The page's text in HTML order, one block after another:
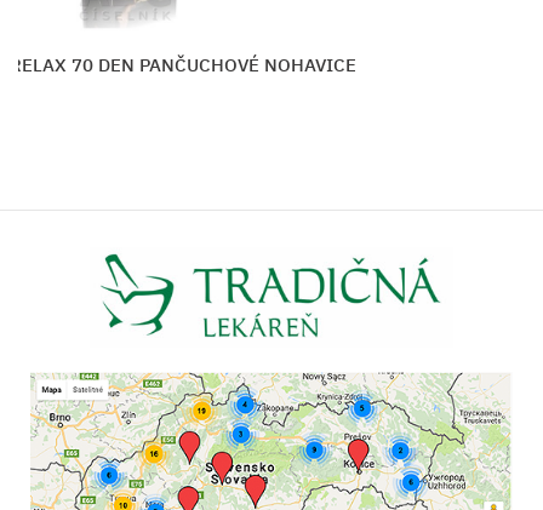
RELAX 70 DEN PANČUCHOVÉ NOHAVICE